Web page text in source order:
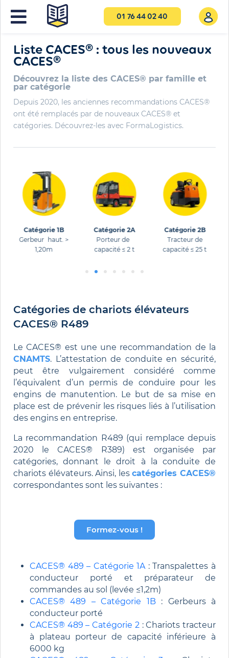
01 76 44 02 40
TOUT CE QU'IL FAUT SAVOIR
Liste CACES® : tous les nouveaux
CACES®
Découvrez la liste des CACES® par famille et
par catégorie
Depuis 2020, les anciennes recommandations CACES®
ont été remplacés par de nouveaux CACES® et
catégories. Découvrez-les avec FormaLogistics.
Catégorie 1B
Gerbeur haut. >
1,20m
Catégorie 2A
Porteur de
capacité ≤ 2 t
Catégorie 2B
Tracteur de
capacité ≤ 25 t
Catégories de chariots élévateurs
CACES® R489
Le CACES® est une une recommandation de la
CNAMTS. L’attestation de conduite en sécurité,
peut être vulgairement considéré comme
l’équivalent d’un permis de conduire pour les
engins de manutention. Le but de sa mise en
place est de prévenir les risques liés à l’utilisation
des engins en entreprise.
La recommandation R489 (qui remplace depuis
2020 le CACES® R389) est organisée par
catégories, donnant le droit à la conduite de
chariots élévateurs. Ainsi, lescatégories CACES®
correspondantes sont les suivantes :
Formez-vous !
CACES® 489 – Catégorie 1A : Transpalettes à
conducteur porté et préparateur de
commandes au sol (levée ≤1,2m)
CACES® 489 – Catégorie 1B : Gerbeurs à
conducteur porté
CACES® 489 – Catégorie 2 : Chariots tracteur
à plateau porteur de capacité inférieure à
6000 kg